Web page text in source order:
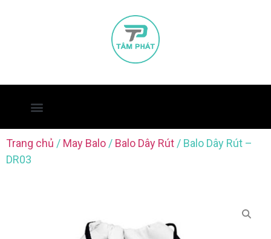
Trang chủ / May Balo / Balo Dây Rút / Balo Dây Rút –
DR03